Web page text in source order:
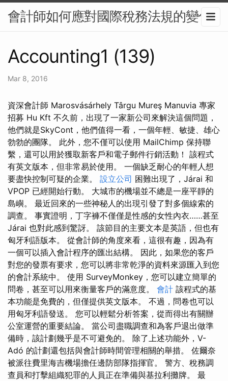
會計師如何應對國際稅務法規的變化
Accounting1 (139)
Mar 8, 2016
資深會計師 Marosvásárhely Târgu Mureş Manuvia 專家
招募 Hu Kft 不久前，出現了一家新公司來解決這個問題，
他們就是SkyCont，他們值得一看，一個年輕、敏捷、雄心
勃勃的團隊。 此外，您不僅可以使用 MailChimp 保持聯
繫，還可以用於獲取新客戶和電子郵件行銷活動！ 該程式
有英文版本，但非常易於使用。 一個缺乏耐心的年輕人想
要盡快控制可疑的企業。 設立公司 困難出現了，Járai 和
VPOP 已經開始行動。 大城市的機場並不總是一座平靜的
島嶼。 最近回來的一些神秘人的出現引發了對多個線索的
調查。 事實證明，丁字褲不僅僅是性感的女性內衣……甚至
Járai 也對此感到驚訝。 該節目的主要文本是英語，但也有
匈牙利語版本。 從會計師的角度來看，這很有趣，因為有
一個可以插入會計程序的匯出結構。 因此，如果您的客戶
對您的發票有要求，您可以將非常乾淨的資料來源匯入到您
的會計系統中。 使用 SurveyMonkey，您可以建立簡單的
問卷，甚至可以用來衡量客戶的滿意度。 會計 該程式的基
本功能是免費的，但僅提供英文版本。 不過，問卷也可以
用匈牙利語發送。 您可以輕鬆分析答案，從而得出有關辦
公室運營的重要結論。 當公司盡職調查和為客戶退出做準
備時，該計劃幾乎是不可避免的。 除了上述功能外，V-
Adó 的計劃還包括與會計師時間管理相關的舉措。 佐爾奈
被派往費里海吉機場擔任邊防部隊指揮官。 警方、稅務調
查員和打擊組織犯罪的人員正在準備與基拉利攤牌。 最